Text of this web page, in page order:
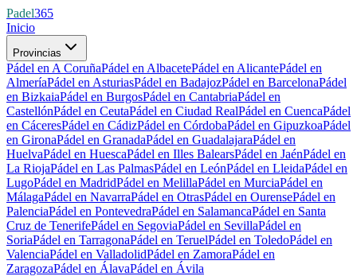
Padel365
Inicio
Provincias
Pádel en A CoruñaPádel en AlbacetePádel en AlicantePádel en
AlmeríaPádel en AsturiasPádel en BadajozPádel en BarcelonaPádel
en BizkaiaPádel en BurgosPádel en CantabriaPádel en
CastellónPádel en CeutaPádel en Ciudad RealPádel en CuencaPádel
en CáceresPádel en CádizPádel en CórdobaPádel en GipuzkoaPádel
en GironaPádel en GranadaPádel en GuadalajaraPádel en
HuelvaPádel en HuescaPádel en Illes BalearsPádel en JaénPádel en
La RiojaPádel en Las PalmasPádel en LeónPádel en LleidaPádel en
LugoPádel en MadridPádel en MelillaPádel en MurciaPádel en
MálagaPádel en NavarraPádel en OtrasPádel en OurensePádel en
PalenciaPádel en PontevedraPádel en SalamancaPádel en Santa
Cruz de TenerifePádel en SegoviaPádel en SevillaPádel en
SoriaPádel en TarragonaPádel en TeruelPádel en ToledoPádel en
ValenciaPádel en ValladolidPádel en ZamoraPádel en
ZaragozaPádel en ÁlavaPádel en Ávila